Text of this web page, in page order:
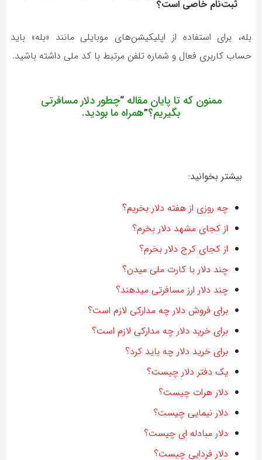
ثبت‌نام خاصی است؟
بله، برای استفاده از اپلیکیشن‌های موبایلی مانند «بله» باید
حساب کاربری فعال و شماره تلفن مرتبط با کد ملی داشته باشید.
ممنون که تا پایان مقاله“چطور دلار مسافرتی
بگیریم؟”همراه ما بودید.
بیشتر بخوانید:
چه روزی از هفته دلار بخریم؟
از کجای مشهد دلار بخرم؟
از کجای کرج دلار بخرم؟
چند دلار با کارت ملی میدن؟
چند دلار ارز مسافرتی میدهند؟
برای فروش دلار چه مدارکی لازم است؟
برای خرید دلار چه مدارکی لازم است؟
برای خرید دلار چه باید کرد؟
یک دفتر دلار چیست؟
دلار هرات چیست؟
دلار نیمایی چیست؟
دلار مبادله ای چیست؟
دلار فردایی چیست؟